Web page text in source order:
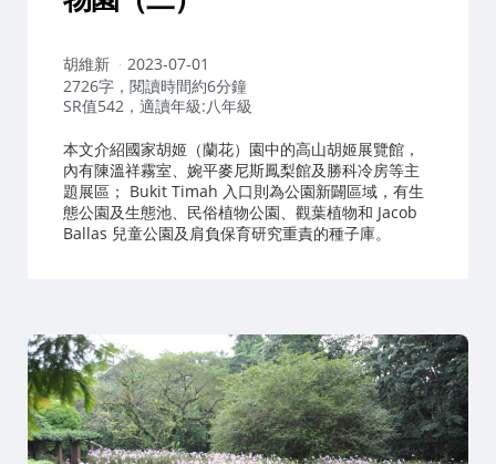
作
者：
胡維新
2023-07-01
2726字，閱讀時間約6分鐘
SR值542，適讀年級:八年級
本文介紹國家胡姬（蘭花）園中的高山胡姬展覽館，
內有陳溫祥霧室、婉平麥尼斯鳳梨館及勝科冷房等主
題展區； Bukit Timah 入口則為公園新闢區域，有生
態公園及生態池、民俗植物公園、觀葉植物和 Jacob
Ballas 兒童公園及肩負保育研究重責的種子庫。